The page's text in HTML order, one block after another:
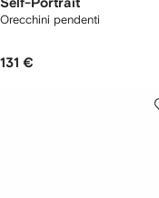
Self-Portrait
Orecchini pendenti
131 €